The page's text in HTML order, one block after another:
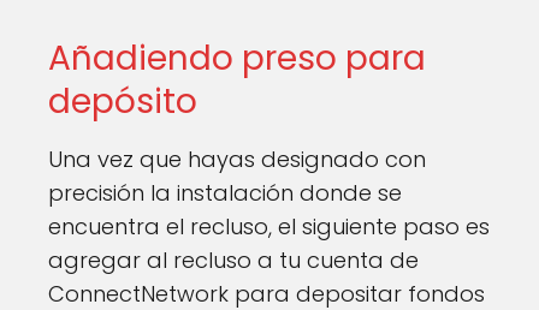
Añadiendo preso para
depósito
Una vez que hayas designado con
precisión la instalación donde se
encuentra el recluso, el siguiente paso es
agregar al recluso a tu cuenta de
ConnectNetwork para depositar fondos